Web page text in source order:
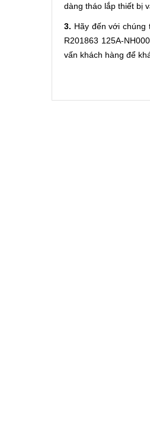
dàng tháo lắp thiết bị
3. Hãy đến với chúng
R201863 125A-
vấn khách hàng để